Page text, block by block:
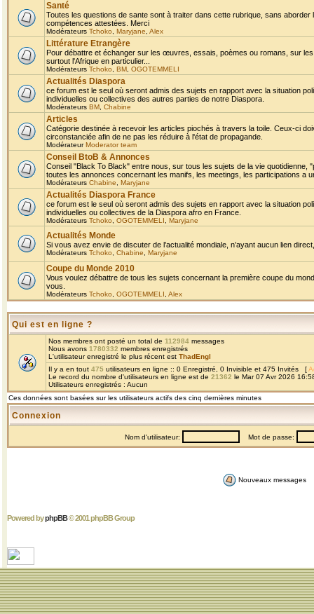
Santé
Toutes les questions de sante sont à traiter dans cette rubrique, sans
compétences attestées. Merci
Modérateurs Tchoko Maryjane Alex
Littérature Etrangère
Pour débattre et échanger sur les œuvres, essais, poèmes ou romans, sur
surtout l'Afrique en particulier...
Modérateurs Tchoko BM OGOTEMMELI
Actualités Diaspora
ce forum est le seul où seront admis des sujets en rapport avec la situation
individuelles ou collectives des autres parties de notre Diaspora.
Modérateurs BM Chabine
Articles
Catégorie destinée à recevoir les articles piochés à travers la toile. Ceux-ci
circonstanciée afin de ne pas les réduire à l'état de propagande.
ModérateurModerator team
Conseil BtoB & Annonces
Conseil "Black To Black" entre nous, sur tous les sujets de la vie
toutes les annonces concernant les manifs, les meetings, les participations a
Modérateurs Chabine Maryjane
Actualités Diaspora France
ce forum est le seul où seront admis des sujets en rapport avec la situation
individuelles ou collectives de la Diaspora afro en France.
Modérateurs Tchoko OGOTEMMELI Maryjane
Actualités Monde
Si vous avez envie de discuter de l’actualité mondiale, n’ayant aucun lien
Modérateurs Tchoko Chabine Maryjane
Coupe du Monde 2010
Vous voulez débattre de tous les sujets concernant la première coupe du
vous.
Modérateurs Tchoko OGOTEMMELI Alex
Qui est en ligne ?
Nos membres ont posté un total de 112984 messages
Nous avons 1780332 membres enregistrés
L'utilisateur enregistré le plus récent est ThadEngl
Il y a en tout 475 utilisateurs en ligne :: 0 Enregistré, 0 Invisible et 475 Invités [
Le record du nombre d'utilisateurs en ligne est de 21362 le Mar 07 Avr 2026
Utilisateurs enregistrés : Aucun
Ces données sont basées sur les utilisateurs actifs des cinq dernières minutes
Connexion
Nom d'utilisateur: Mot de passe:
Nouveaux messages
Powered byphpBB© 2001 phpBB Group